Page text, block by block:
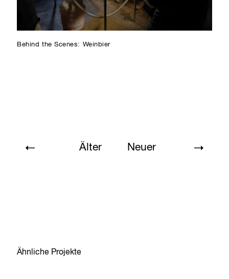
Behind the Scenes: Weinbier
Älter Neuer
Ähnliche Projekte